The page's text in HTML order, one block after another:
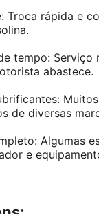
Troca rápida e
tempo: Serviço
abastece.
de diversas
Algumas
e